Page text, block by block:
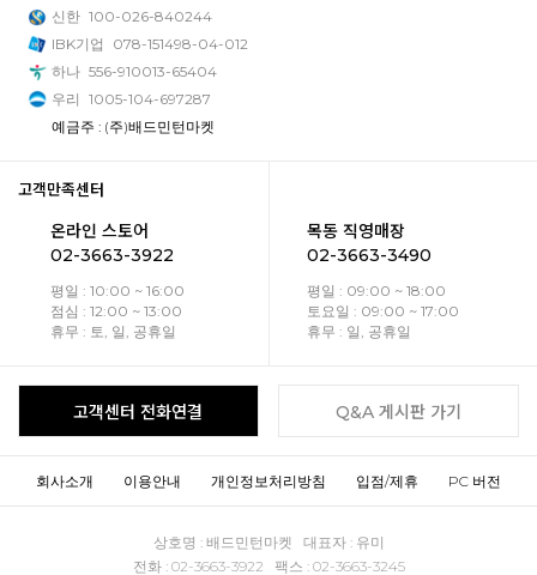
신한 100-026-840244
IBK기업
078-151498-04-012
하나 556-910013-65404
우리 1005-104-697287
예금주 : (주)배드민턴마켓
고객만족센터
온라인 스토어
02-3663-3922
평일 : 10:00 ~ 16:00
점심 : 12:00 ~ 13:00
휴무 : 토, 일, 공휴일
목동 직영매장
02-3663-3490
평일 : 09:00 ~ 18:00
토요일 : 09:00 ~ 17:00
휴무 : 일, 공휴일
고객센터 전화연결 Q&A 게시판 가기
회사소개 이용안내 개인정보처리방침 입점/제휴 PC 버전
상호명 : 배드민턴마켓 대표자 : 유미
전화 : 02-3663-3922 팩스 : 02-3663-3245